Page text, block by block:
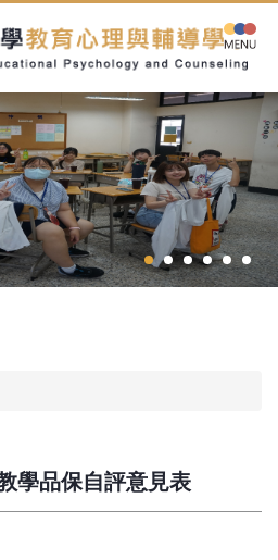
學品保自評意見表